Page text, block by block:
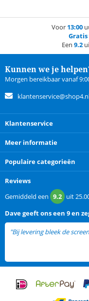
Voor 13:00
Gratis
Een 9.2
Kunnen we je
Morgen bereikbaar vanaf
Klantenservice
Meer informatie
Populaire categorieën
Reviews
Gemiddeld een 9.2 uit
Davegeeft ons een 9 en
"Bij levering bleek de